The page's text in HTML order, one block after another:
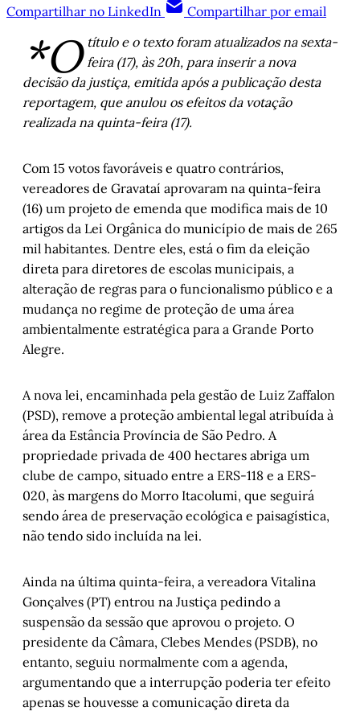
Compartilhar no LinkedIn
Compartilhar por email
*O título e o texto foram atualizados na sexta-
feira (17), às 20h, para inserir a nova
decisão da justiça, emitida após a publicação desta
reportagem, que anulou os efeitos da votação
realizada na quinta-feira (17).
Com 15 votos favoráveis e quatro contrários,
vereadores de Gravataí aprovaram na quinta-feira
(16) um projeto de emenda que modifica mais de 10
artigos da Lei Orgânica do município de mais de 265
mil habitantes. Dentre eles, está o fim da eleição
direta para diretores de escolas municipais, a
alteração de regras para o funcionalismo público e a
mudança no regime de proteção de uma área
ambientalmente estratégica para a Grande Porto
Alegre.
A nova lei, encaminhada pela gestão de Luiz Zaffalon
(PSD), remove a proteção ambiental legal atribuída à
área da Estância Província de São Pedro. A
propriedade privada de 400 hectares abriga um
clube de campo, situado entre a ERS-118 e a ERS-
020, às margens do Morro Itacolumi, que seguirá
sendo área de preservação ecológica e paisagística,
não tendo sido incluída na lei.
Ainda na última quinta-feira, a vereadora Vitalina
Gonçalves (PT) entrou na Justiça pedindo a
suspensão da sessão que aprovou o projeto. O
presidente da Câmara, Clebes Mendes (PSDB), no
entanto, seguiu normalmente com a agenda,
argumentando que a interrupção poderia ter efeito
apenas se houvesse a comunicação direta da